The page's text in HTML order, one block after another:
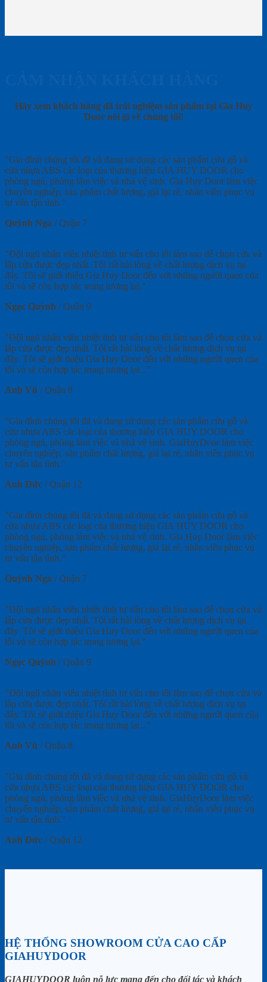
Hãy xem khách hàng đã trải nghiệm sản phẩm tại Gia Huy
Door nói gì về chúng tôi!
"Gia đình chúng tôi đã và đang sử dụng các sản phẩm cửa gỗ và
cửa nhựa ABS các loại của thương hiệu GIA HUY DOOR cho
phòng ngủ, phòng làm việc và nhà vệ sinh. Gia Huy Door làm việc
chuyên nghiệp, sản phẩm chất lượng, giá lại rẻ, nhân viên phục vụ
tư vấn tận tình."
Quỳnh Nga /Quận 7
"Đội ngũ nhân viên nhiệt tình tư vấn cho tôi làm sao để chọn cửa và
lắp cửa được đẹp nhất. Tôi rất hài lòng về chất lượng dịch vụ tại
đây. Tôi sẽ giới thiệu Gia Huy Door đến với những người quen của
tôi và sẽ còn hợp tác trong tương lai."
Ngọc Quỳnh /Quận 9
"Đội ngũ nhân viên nhiệt tình tư vấn cho tôi làm sao để chọn cửa và
lắp cửa được đẹp nhất. Tôi rất hài lòng về chất lượng dịch vụ tại
đây. Tôi sẽ giới thiệu Gia Huy Door đến với những người quen của
tôi và sẽ còn hợp tác trong tương lai..."
Anh Vũ /Quận 8
"Gia đình chúng tôi đã và đang sử dụng các sản phẩm cửa gỗ và
cửa nhựa ABS các loại của thương hiệu GIA HUY DOOR cho
phòng ngủ, phòng làm việc và nhà vệ sinh. GiaHuyDoor làm việc
chuyên nghiệp, sản phẩm chất lượng, giá lại rẻ, nhân viên phục vụ
tư vấn tận tình."
Anh Đức /Quận 12
"Gia đình chúng tôi đã và đang sử dụng các sản phẩm cửa gỗ và
cửa nhựa ABS các loại của thương hiệu GIA HUY DOOR cho
phòng ngủ, phòng làm việc và nhà vệ sinh. Gia Huy Door làm việc
chuyên nghiệp, sản phẩm chất lượng, giá lại rẻ, nhân viên phục vụ
tư vấn tận tình."
Quỳnh Nga /Quận 7
"Đội ngũ nhân viên nhiệt tình tư vấn cho tôi làm sao để chọn cửa và
lắp cửa được đẹp nhất. Tôi rất hài lòng về chất lượng dịch vụ tại
đây. Tôi sẽ giới thiệu Gia Huy Door đến với những người quen của
tôi và sẽ còn hợp tác trong tương lai."
Ngọc Quỳnh /Quận 9
"Đội ngũ nhân viên nhiệt tình tư vấn cho tôi làm sao để chọn cửa và
lắp cửa được đẹp nhất. Tôi rất hài lòng về chất lượng dịch vụ tại
đây. Tôi sẽ giới thiệu Gia Huy Door đến với những người quen của
tôi và sẽ còn hợp tác trong tương lai..."
Anh Vũ /Quận 8
"Gia đình chúng tôi đã và đang sử dụng các sản phẩm cửa gỗ và
cửa nhựa ABS các loại của thương hiệu GIA HUY DOOR cho
phòng ngủ, phòng làm việc và nhà vệ sinh. GiaHuyDoor làm việc
chuyên nghiệp, sản phẩm chất lượng, giá lại rẻ, nhân viên phục vụ
tư vấn tận tình."
Anh Đức /Quận 12
HỆ THỐNG SHOWROOM CỬA CAO CẤP
GIAHUYDOOR
GIAHUYDOOR luôn nỗ lực mang đến cho đối tác và khách